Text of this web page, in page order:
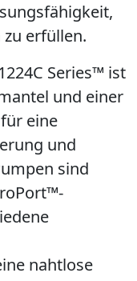
erfüllen.
Series™ ist
und einer
eine
und
sind
nahtlose